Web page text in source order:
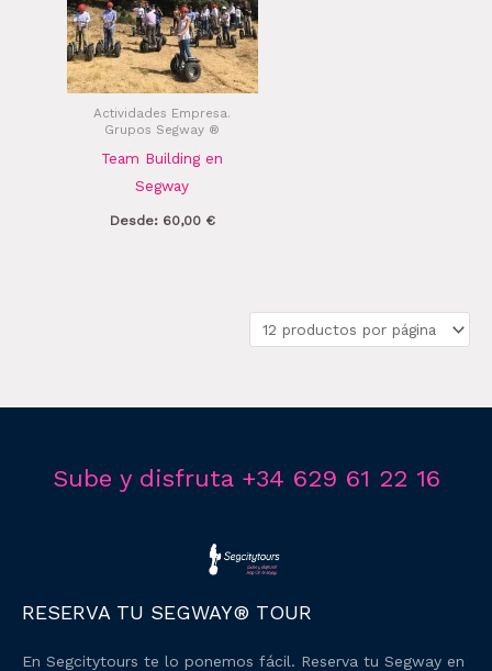
Actividades Empresa.
Grupos Segway ®
Team Building en
Segway
Desde: 60,00 €
Sube y disfruta +34 629 61 22 16
RESERVA TU SEGWAY® TOUR
En Segcitytours te lo ponemos fácil. Reserva tu Segway en